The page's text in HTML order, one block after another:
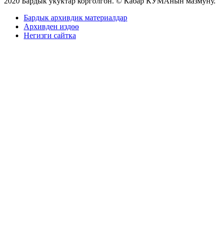
Бардык архивдик материалдар
Архивден издөө
Негизги сайтка